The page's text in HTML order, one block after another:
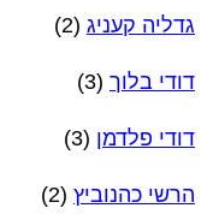
גדליה קעניג (2)
דודי בלוך (3)
דודי פלדמן (3)
הרשי כהנוביץ (2)